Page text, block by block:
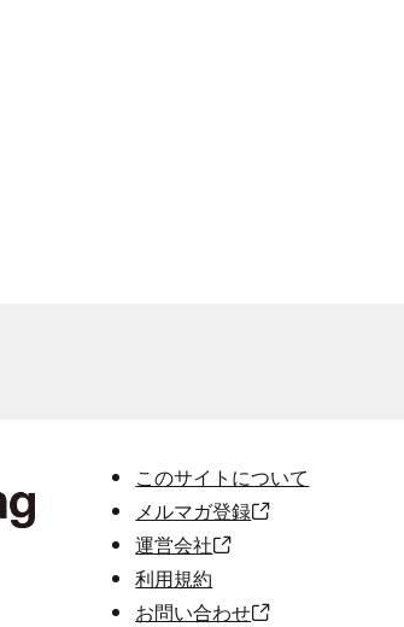
このサイトについて
メルマガ登録
運営会社
利用規約
お問い合わせ